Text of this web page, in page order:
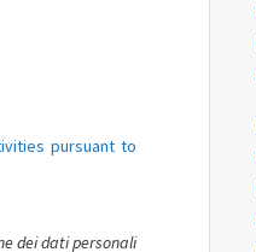
pursuant to
dei dati personali